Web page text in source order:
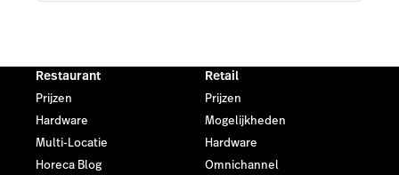
Restaurant
Prijzen
Hardware
Multi-Locatie
Horeca Blog
Retail
Prijzen
Mogelijkheden
Hardware
Omnichannel